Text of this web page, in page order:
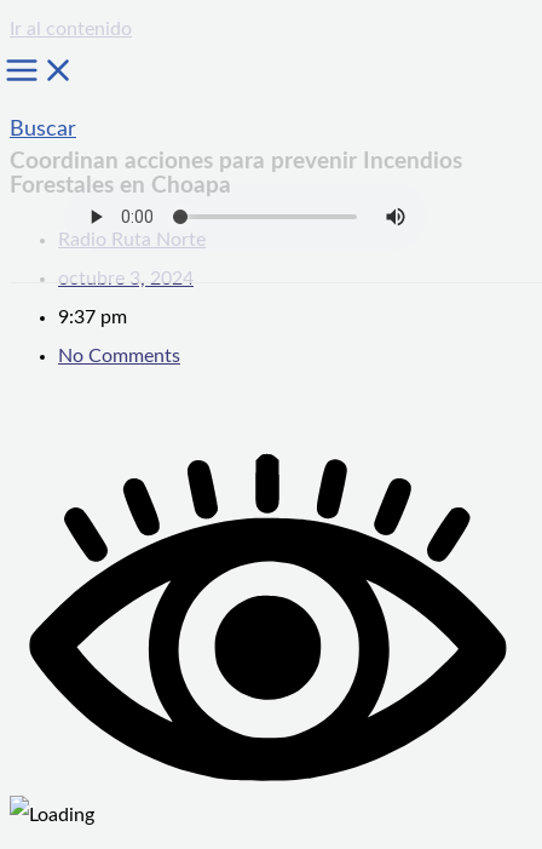
Ir al contenido
Buscar
Coordinan acciones para prevenir Incendios
Forestales en Choapa
Radio Ruta Norte
octubre 3, 2024
9:37 pm
No Comments